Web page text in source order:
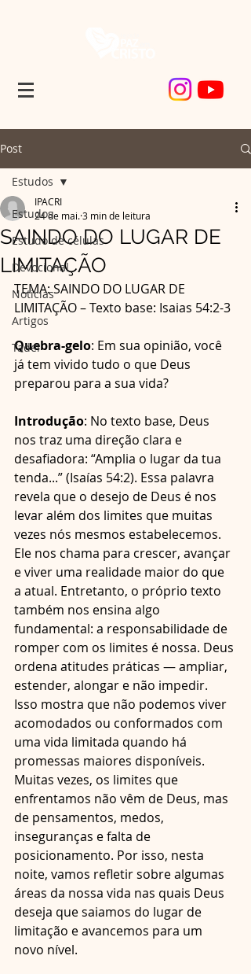
Post
Estudos
Estudo de células
Devocional
Noticias
Artigos
Tadel
Estudos
SAINDO DO LUGAR DE
LIMITAÇÃO
IPACRI
24 de mai.3 min de leitura
TEMA: SAINDO DO LUGAR DE
LIMITAÇÃO – Texto base: Isaias 54:2-3
Quebra-gelo: Em sua opinião, você
já tem vivido tudo o que Deus
preparou para a sua vida?
Introdução: No texto base, Deus
nos traz uma direção clara e
desafiadora: “Amplia o lugar da tua
tenda...” (Isaías 54:2). Essa palavra
revela que o desejo de Deus é nos
levar além dos limites que muitas
vezes nós mesmos estabelecemos.
Ele nos chama para crescer, avançar
e viver uma realidade maior do que
a atual. Entretanto, o próprio texto
também nos ensina algo
fundamental: a responsabilidade de
romper com os limites é nossa. Deus
ordena atitudes práticas — ampliar,
estender, alongar e não impedir.
Isso mostra que não podemos viver
acomodados ou conformados com
uma vida limitada quando há
promessas maiores disponíveis.
Muitas vezes, os limites que
enfrentamos não vêm de Deus, mas
de pensamentos, medos,
inseguranças e falta de
posicionamento. Por isso, nesta
noite, vamos refletir sobre algumas
áreas da nossa vida nas quais Deus
deseja que saiamos do lugar de
limitação e avancemos para um
novo nível.